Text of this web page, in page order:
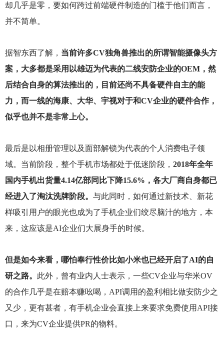
却几乎是零，要如何跨过前端硬件制造的门槛于他们而言，
并不简单。
据智东西了解， 当前许多CV独角兽推出的所谓智能摄像头方
案，大多都是采用以雄迈为代表的二线安防企业的OEM，然
后结合自身的算法推出的，目前还尚不具备硬件自主的能
力，而一线的海康、大华、宇视对于和CV企业的硬件合作，
似乎也并不是非常上心。
最后是以相册管理以及面部解锁为代表的个人消费电子领
域。当前阶段，整个手机市场都处于低迷阶段， 2018年全年
国内手机出货量4.14亿部同比下降15.6%，各大厂商自身都已
经进入了淘汰洗牌阶段。 与此同时，如何通过新技术、新花
样吸引用户的眼光也成为了手机企业们绞尽脑汁的地方，本
来，这应该是AI企业们大展身手的时候。
但是如今来看，哪怕奉行性价比如小米也已经开启了AI的自
研之路。 此外，曾有业内人士表示，一些CV企业与华米OV
的合作几乎是在赔本赚吆喝，API调用的盈利相比做安防少之
又少，更有甚者，有手机企业会直接上来要求免费使用API接
口，来为CV企业提供PR的物料。